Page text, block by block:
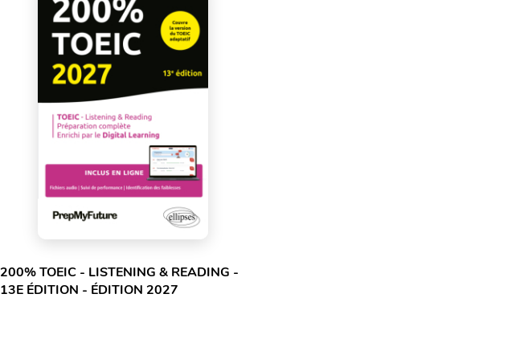
200% TOEIC - LISTENING & READING -
13E ÉDITION - ÉDITION 2027